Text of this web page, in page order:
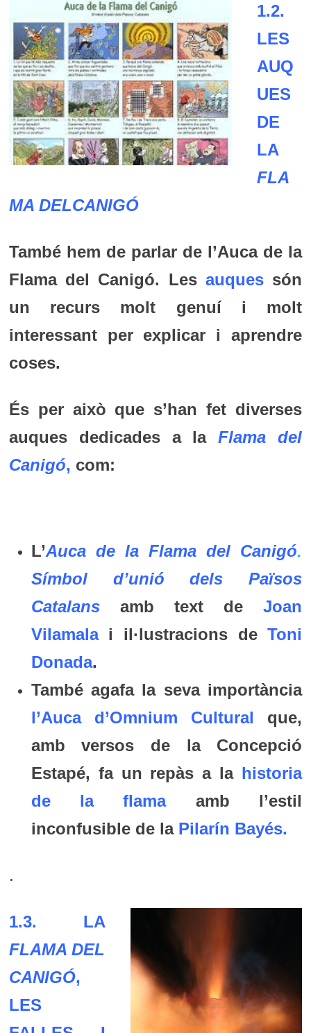
1.2.
LES
AUQ
UES
DE
LA
FLA
MA DELCANIGÓ
També hem de parlar de l’Auca de la
Flama del Canigó. Les auquessón
un recurs molt genuí i molt
interessant per explicar i aprendre
coses.
És per això que s’han fet diverses
auques dedicades a laFlama del
Canigó, com:
L’Auca de la Flama del Canigó.
Símbol d’unió dels Països
Catalansamb text deJoan
Vilamalai il·lustracions deToni
Donada.
També agafa la seva importància
l’Auca d’Omnium Cultural que,
amb versos de la Concepció
Estapé, fa un repàs a la historia
de la flamaamb l’estil
inconfusible de la Pilarín Bayés.
.
1.3. LA
FLAMA DEL
CANIGÓ,
LES